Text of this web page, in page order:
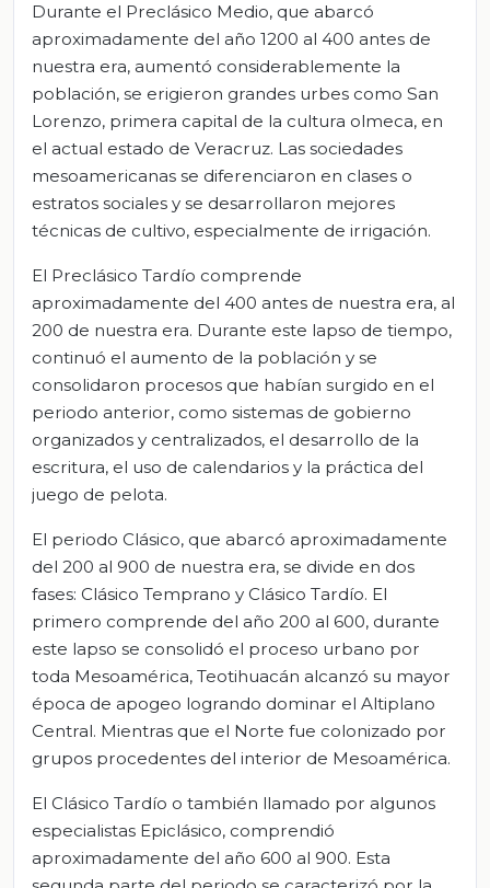
Durante el Preclásico Medio, que abarcó
aproximadamente del año 1200 al 400 antes de
nuestra era, aumentó considerablemente la
población, se erigieron grandes urbes como San
Lorenzo, primera capital de la cultura olmeca, en
el actual estado de Veracruz. Las sociedades
mesoamericanas se diferenciaron en clases o
estratos sociales y se desarrollaron mejores
técnicas de cultivo, especialmente de irrigación.
El Preclásico Tardío comprende
aproximadamente del 400 antes de nuestra era, al
200 de nuestra era. Durante este lapso de tiempo,
continuó el aumento de la población y se
consolidaron procesos que habían surgido en el
periodo anterior, como sistemas de gobierno
organizados y centralizados, el desarrollo de la
escritura, el uso de calendarios y la práctica del
juego de pelota.
El periodo Clásico, que abarcó aproximadamente
del 200 al 900 de nuestra era, se divide en dos
fases: Clásico Temprano y Clásico Tardío. El
primero comprende del año 200 al 600, durante
este lapso se consolidó el proceso urbano por
toda Mesoamérica, Teotihuacán alcanzó su mayor
época de apogeo logrando dominar el Altiplano
Central. Mientras que el Norte fue colonizado por
grupos procedentes del interior de Mesoamérica.
El Clásico Tardío o también llamado por algunos
especialistas Epiclásico, comprendió
aproximadamente del año 600 al 900. Esta